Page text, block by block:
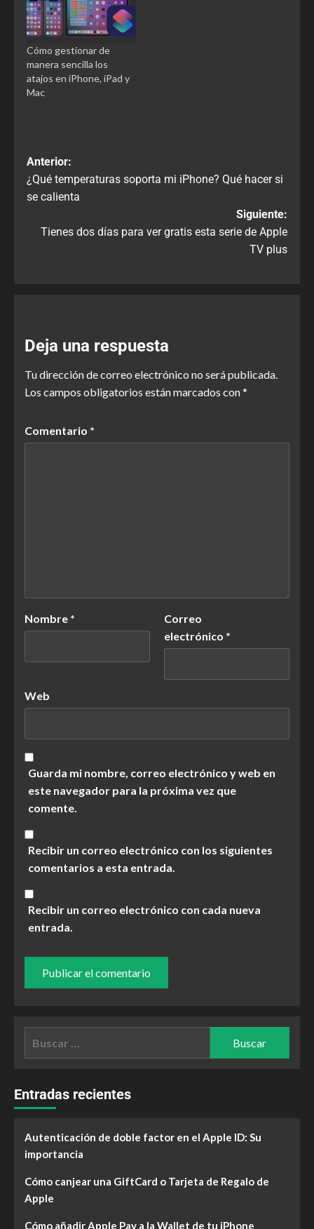
Cómo gestionar de
manera sencilla los
atajos en iPhone, iPad y
Mac
Anterior:
¿Qué temperaturas soporta mi iPhone? Qué hacer si
se calienta
Siguiente:
Tienes dos días para ver gratis esta serie de Apple
TV plus
Deja una respuesta
Tu dirección de correo electrónico no será publicada.
Los campos obligatorios están marcados con*
Comentario *
Nombre *
Correo
electrónico *
Web
Guarda mi nombre, correo electrónico y web en
este navegador para la próxima vez que
comente.
Recibir un correo electrónico con los siguientes
comentarios a esta entrada.
Recibir un correo electrónico con cada nueva
entrada.
Entradas recientes
Autenticación de doble factor en el Apple ID: Su
importancia
Cómo canjear una GiftCard o Tarjeta de Regalo de
Apple
Cómo añadir Apple Pay a la Wallet de tu iPhone